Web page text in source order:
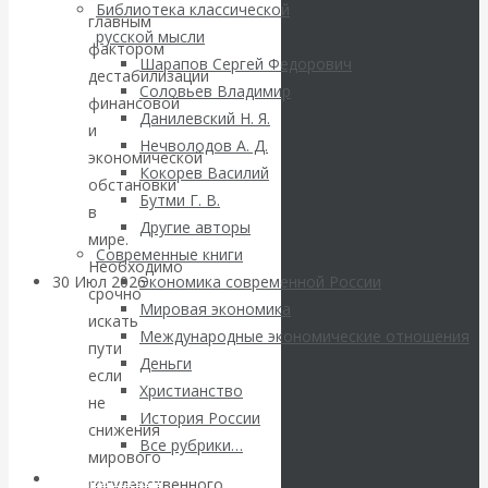
Библиотека классической
русской мысли
Шарапов Сергей Федорович
Соловьев Владимир
Данилевский Н. Я.
Нечволодов А. Д.
Кокорев Василий
Бутми Г. В.
Другие авторы
Современные книги
Экономика современной России
Мировая экономика
Международные экономические отношения
Деньги
Христианство
История России
Все рубрики…
Авторы РЭОШ
ВАлентин
Катасонов.
Саммит НАТО в
Турции: Drang
nach Osten
30 Июл 2026Банки
Валентин
Катасонов. Кто
определяет
главным
фактором
дестабилизации
финансовой
и
экономической
обстановки
в
мире.
Необходимо
срочно
искать
пути
если
не
снижения
мирового